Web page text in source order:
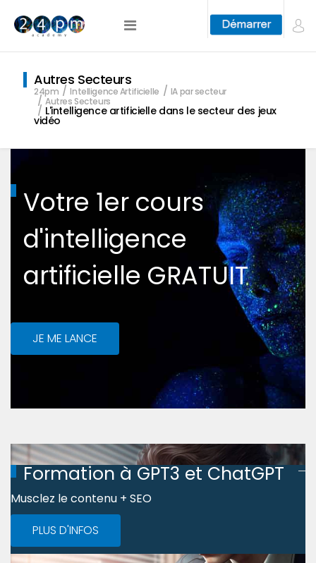
Autres Secteurs
24pm Intelligence Artificielle
IA par secteur
Autres Secteurs
L'intelligence artificielle dans le secteur des jeux
vidéo
Votre 1er cours
d'intelligence
artificielle GRATUIT
JE ME LANCE
Formation à GPT3 et ChatGPT
Musclez le contenu + SEO
PLUS D'INFOS